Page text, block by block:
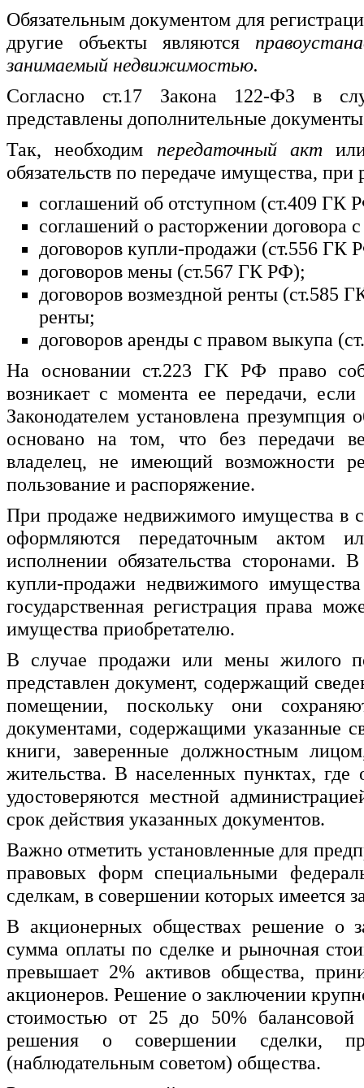
Обязательным документом для
другие объекты являются
занимаемый недвижимостью.
Согласно ст.17 Закона 122-ФЗ в
представлены дополнительные
Так, необходим передаточный акт
обязательств по передаче имущества, при
соглашений об отступном (ст.409 ГК
соглашений о расторжении договора
договоров купли-продажи (ст.556 ГК
договоров мены (ст.567 ГК РФ);
договоров возмездной ренты (ст.585
ренты;
договоров аренды с правом выкупа
На основании ст.223 ГК РФ право
возникает с момента ее передачи,
Законодателем установлена презумпция
основано на том, что без передачи
владелец, не имеющий возможности
пользование и распоряжение.
При продаже недвижимого имущества в
оформляются передаточным актом
исполнении обязательства
купли-продажи недвижимого
государственная регистрация права
имущества приобретателю.
В случае продажи или мены жилого
представлен документ, содержащий
помещении, поскольку они
документами, содержащими указанные
книги, заверенные должностным
жительства. В населенных пунктах,
удостоверяются местной
срок действия указанных документов.
Важно отметить установленные для
правовых форм специальными
сделкам, в совершении которых имеется
В акционерных обществах решение о
сумма оплаты по сделке и рыночная
превышает 2% активов общества,
акционеров. Решение о заключении
стоимостью от 25 до 50% балансовой
решения о совершении сделки,
(наблюдательным советом) общества.